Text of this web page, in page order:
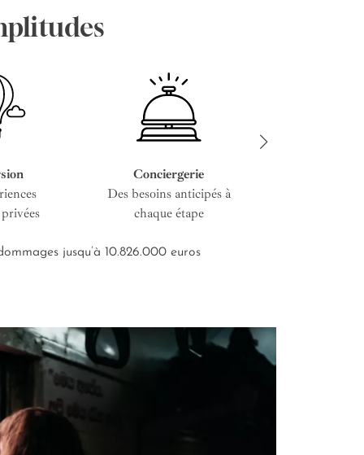
Conciergerie
Des besoins anticipés à
chaque étape
jusqu’à 10.826.000 euros